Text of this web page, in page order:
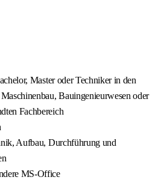
Master oder Techniker in den
Bauingenieurwesen oder
Fachbereich
Aufbau, Durchführung und
MS-Office